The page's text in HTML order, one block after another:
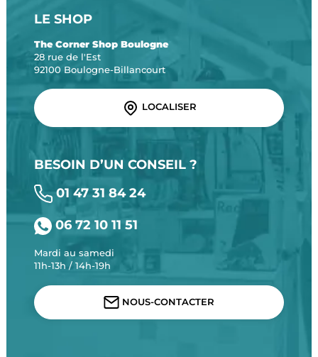
LE SHOP
The Corner Shop Boulogne
28 rue de l'Est
92100 Boulogne-Billancourt
LOCALISER
BESOIN D’UN CONSEIL ?
01 47 31 84 24
06 72 10 11 51
Mardi au samedi
11h-13h / 14h-19h
NOUS-CONTACTER